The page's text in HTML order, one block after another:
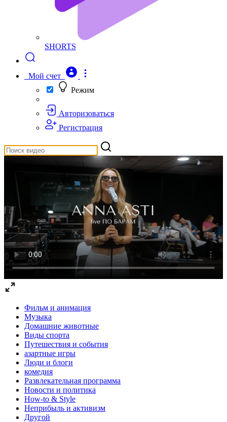
SHORTS
Мой счет
Режим
Авторизоваться
Регистрация
Фильм и анимация
Музыка
Домашние животные
Виды спорта
Путешествия и события
азартные игры
Люди и блоги
комедия
Развлекательная программа
Новости и политика
How-to & Style
Неприбыль и активизм
Другой